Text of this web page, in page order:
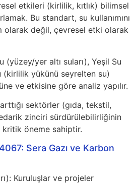
etkileri (kirlilik, kıtlık) bilimsel
Bu standart, su kullanımını
olarak değil, çevresel etki olarak
(yüzey/yer altı suları), Yeşil Su
(kirlilik yükünü seyrelten su)
ve etkisine göre analiz yapılır.
sektörler (gıda, tekstil,
zinciri sürdürülebilirliğinin
kritik öneme sahiptir.
Sera Gazı ve Karbon
Kuruluşlar ve projeler